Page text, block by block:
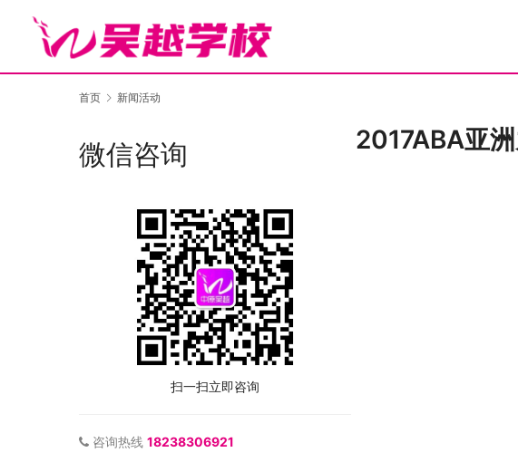
首页 新闻活动
2017ABA亚
微信咨询
扫一扫立即咨询
咨询热线 18238306921